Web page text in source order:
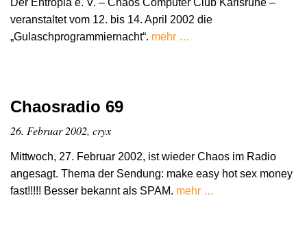
veranstaltet vom 12. bis 14. April 2002 die
„Gulaschprogrammiernacht“. mehr …
Chaosradio 69
26. Februar 2002, cryx
Mittwoch, 27. Februar 2002, ist wieder Chaos im Radio
angesagt. Thema der Sendung: make easy hot sex money
fast!!!!! Besser bekannt als SPAM. mehr …